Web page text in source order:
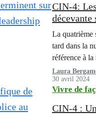
CIN-4:
décevante
La quatrième
tard dans la
référence à
Laura
30 avril 2024
Vivre de
CIN-4 :